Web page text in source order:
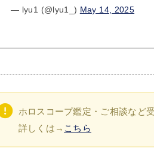
— lyu1 (@lyu1_) May 14, 2025
ホロスコープ鑑定・ご相談など
詳しくは→ こちら